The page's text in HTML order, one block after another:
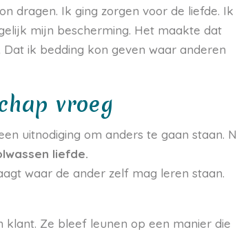
dragen. Ik ging zorgen voor de liefde. Ik
mijn bescherming. Het maakte dat
ik bedding kon geven waar anderen
vroeg
uitnodiging om anders te gaan staan.
liefde.
waar de ander zelf mag leren staan.
Ze bleef leunen op een manier die